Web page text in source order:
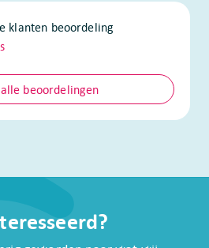
klanten beoordeling
beoordelingen